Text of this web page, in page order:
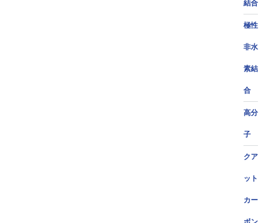
結合
極性
非水
素結
合
高分
子
クア
ット
カー